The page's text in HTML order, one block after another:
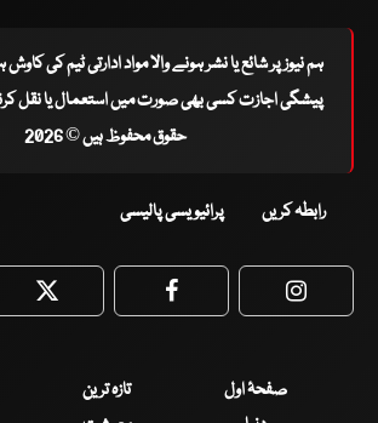
ہم نیوز پر شائع یا نشر ہونے والا مواد ادارتی ٹیم کی
پیشگی اجازت کسی بھی صورت میں استعمال یا نقل
حقوق محفوظ ہیں © 2026
رابطہ کریں پرائیویسی پالیسی
Twitter Facebook
صفحۂ اول تازہ ترین